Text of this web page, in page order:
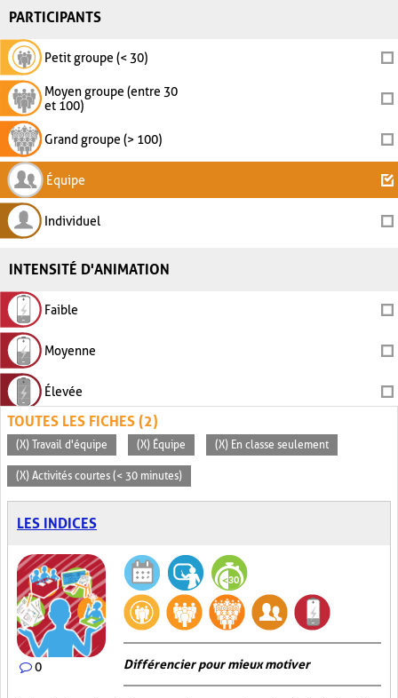
PARTICIPANTS
Petit groupe (< 30)
Moyen groupe (entre 30
et 100)
Grand groupe (> 100)
Équipe
Individuel
INTENSITÉ D'ANIMATION
Faible
Moyenne
Élevée
TOUTES LES FICHES (2)
(X) Travail d'équipe (X) Équipe (X) En classe seulement
(X) Activités courtes (< 30 minutes)
LES INDICES
0 Différencier pour mieux motiver